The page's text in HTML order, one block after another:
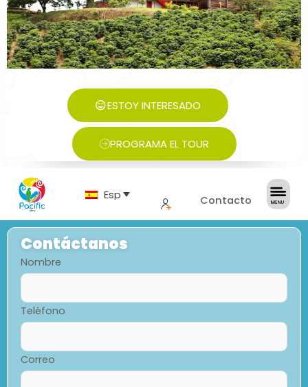
ESTOY INTERESADO
PROGRAMA EL TOUR
Español Contacto
Contáctanos
Nombre
Teléfono
Correo